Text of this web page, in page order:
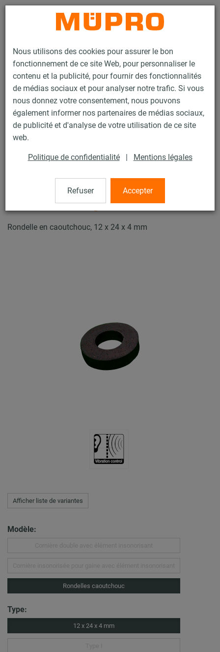
Nous utilisons des cookies pour assurer le bon
fonctionnement de ce site Web, pour personnaliser le
contenu et la publicité, pour fournir des fonctionnalités
de médias sociaux et pour analyser notre trafic. Si vous
nous donnez votre consentement, nous pouvons
également informer nos partenaires de médias sociaux,
de publicité et d'analyse de votre utilisation de ce site
web.
Politique de confidentialité | Mentions légales
Refuser Accepter
Contact
Produits Technique de fixation
Fixation de gaines
Suspensions pour la fixation de gaines
Cornière insonorisée pour gaine
Cornière insonorisée pour
gaine
Rondelle en caoutchouc, 12 x 24 x 4 mm
Afficher liste de variantes
Modèle:
Rondelles caoutchouc
Type:
12 x 24 x 4 mm